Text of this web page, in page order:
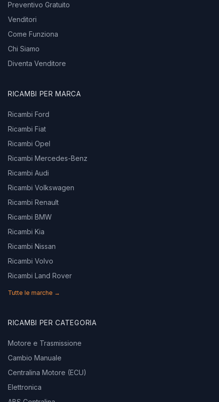
Preventivo Gratuito
Venditori
Come Funziona
Chi Siamo
Diventa Venditore
RICAMBI PER MARCA
Ricambi Ford
Ricambi Fiat
Ricambi Opel
Ricambi Mercedes-Benz
Ricambi Audi
Ricambi Volkswagen
Ricambi Renault
Ricambi BMW
Ricambi Kia
Ricambi Nissan
Ricambi Volvo
Ricambi Land Rover
Tutte le marche →
RICAMBI PER CATEGORIA
Motore e Trasmissione
Cambio Manuale
Centralina Motore (ECU)
Elettronica